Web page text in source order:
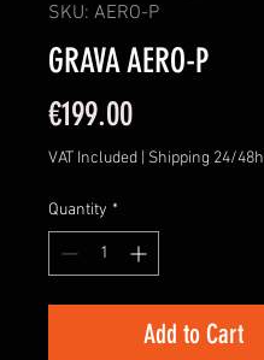
SKU: AERO-P
GRAVA AERO-P
€199.00Price
VAT Included Shipping 24/48h
Quantity *
Add to Cart